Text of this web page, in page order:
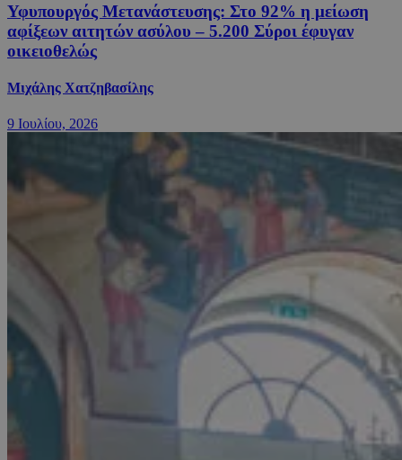
Υφυπουργός Μετανάστευσης: Στο 92% η μείωση
αφίξεων αιτητών ασύλου – 5.200 Σύροι έφυγαν
οικειοθελώς
Μιχάλης Χατζηβασίλης
9 Ιουλίου, 2026